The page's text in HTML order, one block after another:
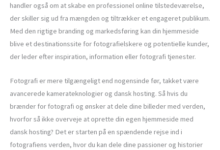
handler også om at skabe en professionel online tilstedeværelse,
der skiller sig ud fra mængden og tiltrækker et engageret publikum.
Med den rigtige branding og markedsføring kan din hjemmeside
blive et destinationssite for fotografielskere og potentielle kunder,
der leder efter inspiration, information eller fotografi tjenester.
Fotografi er mere tilgængeligt end nogensinde før, takket være
avancerede kamerateknologier og dansk hosting. Så hvis du
brænder for fotografi og ønsker at dele dine billeder med verden,
hvorfor så ikke overveje at oprette din egen hjemmeside med
dansk hosting? Det er starten på en spændende rejse ind i
fotografiens verden, hvor du kan dele dine passioner og historier